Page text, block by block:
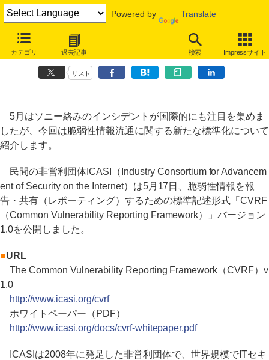
Powered by Translate
カテゴリ 過去記事 検索 Impressサイト
海の向こうの“セキュリティ”
第57回：脆弱性情報の標準記述形式「CVRF」バージョン1.0公開
リスト
5月はソニー絡みのインシデントが国際的にも注目を集めま
したが、今回は脆弱性情報流通に関する新たな標準化について
紹介します。
民間の非営利団体ICASI（Industry Consortium for Advancem
ent of Security on the Internet）は5月17日、脆弱性情報を報
告・共有（レポーティング）するための標準記述形式「CVRF
（Common Vulnerability Reporting Framework）」バージョン
1.0を公開しました。
■URL
The Common Vulnerability Reporting Framework（CVRF）v
1.0
http://www.icasi.org/cvrf
ホワイトペーパー（PDF）
http://www.icasi.org/docs/cvrf-whitepaper.pdf
ICASIは2008年に発足した非営利団体で、世界規模でITセキ